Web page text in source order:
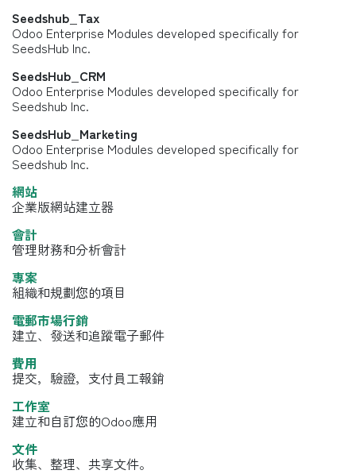
Seedshub_Tax
Odoo Enterprise Modules developed specifically for
SeedsHub Inc.
SeedsHub_CRM
Odoo Enterprise Modules developed specifically for
Seedshub Inc.
SeedsHub_Marketing
Odoo Enterprise Modules developed specifically for
Seedshub Inc.
網站
企業版網站建立器
會計
管理財務和分析會計
專案
組織和規劃您的項目
電郵市場行銷
建立、發送和追蹤電子郵件
費用
提交，驗證，支付員工報銷
工作室
建立和自訂您的Odoo應用
文件
收集、整理、共享文件。